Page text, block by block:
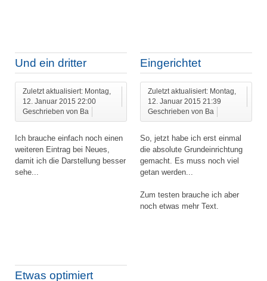
Und ein dritter
Zuletzt aktualisiert: Montag,
12. Januar 2015 22:00
Geschrieben von Ba
Ich brauche einfach noch einen
weiteren Eintrag bei Neues,
damit ich die Darstellung besser
sehe...
Eingerichtet
Zuletzt aktualisiert: Montag,
12. Januar 2015 21:39
Geschrieben von Ba
So, jetzt habe ich erst einmal
die absolute Grundeinrichtung
gemacht. Es muss noch viel
getan werden...
Zum testen brauche ich aber
noch etwas mehr Text.
Etwas optimiert